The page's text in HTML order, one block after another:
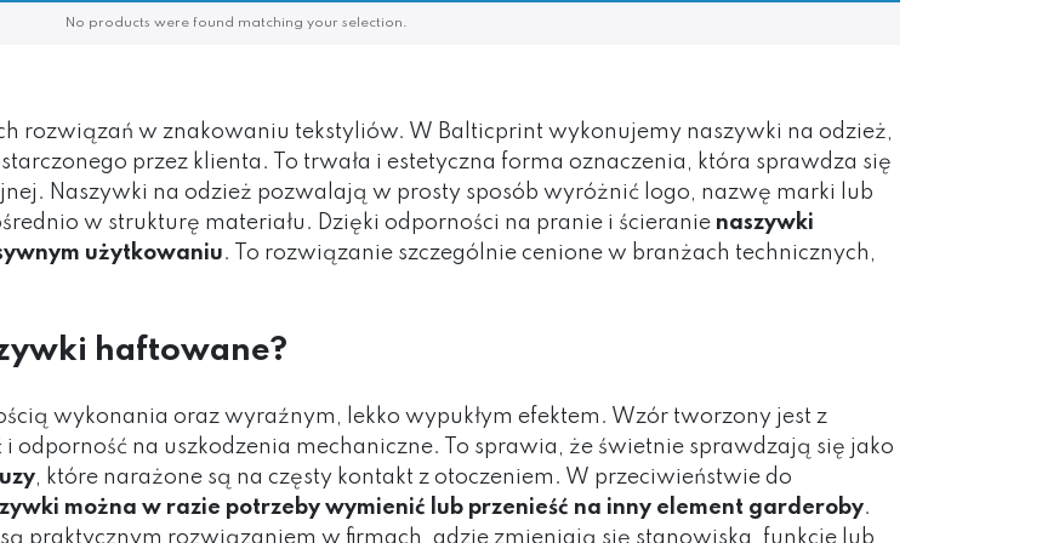
No products were found matching your selection.
rozwiązań w znakowaniu tekstyliów. W Balticprint wykonujemy naszywki na odzież,
przez klienta. To trwała i estetyczna forma oznaczenia, która sprawdza się
Naszywki na odzież pozwalają w prosty sposób wyróżnić logo, nazwę marki lub
w strukturę materiału. Dzięki odporności na pranie i ścieranie naszywki
użytkowaniu. To rozwiązanie szczególnie cenione w branżach technicznych,
haftowane?
wykonania oraz wyraźnym, lekko wypukłym efektem. Wzór tworzony jest z
odporność na uszkodzenia mechaniczne. To sprawia, że świetnie sprawdzają się jako
, które narażone są na częsty kontakt z otoczeniem. W przeciwieństwie do
można w razie potrzeby wymienić lub przenieść na inny element garderoby.
praktycznym rozwiązaniem w firmach, gdzie zmieniają się stanowiska, funkcje lub